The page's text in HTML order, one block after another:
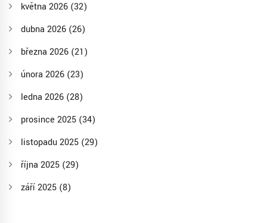
května 2026 (32)
dubna 2026 (26)
března 2026 (21)
února 2026 (23)
ledna 2026 (28)
prosince 2025 (34)
listopadu 2025 (29)
října 2025 (29)
září 2025 (8)